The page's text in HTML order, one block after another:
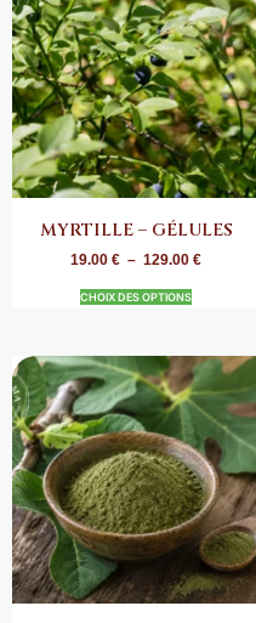
MYRTILLE – GÉLULES
19.00 € – 129.00 €
CHOIX DES OPTIONS